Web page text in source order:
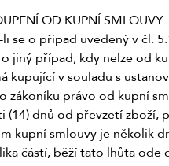
OD KUPNÍ SMLOUVY
li se o případ uvedený v čl.
jiný případ, kdy nelze od
kupující v souladu s
zákoníku právo od kupní
(14) dnů od převzetí zboží,
kupní smlouvy je několik
částí, běží tato lhůta ode